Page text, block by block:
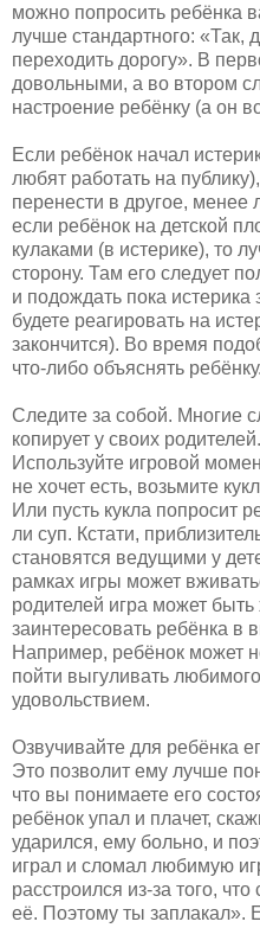
можно попросить ребёнка
лучше стандартного: «Так,
переходить дорогу». В
довольными, а во втором
настроение ребёнку (а он
Если ребёнок начал
любят работать на
перенести в другое,
если ребёнок на детской
кулаками (в истерике), то
сторону. Там его следует
и подождать пока истерика
будете реагировать на
закончится). Во время
что-либо объяснять
Следите за собой. Многие
копирует у своих родителей.
Используйте игровой
не хочет есть, возьмите
Или пусть кукла попросит
ли суп. Кстати,
становятся ведущими у
рамках игры может
родителей игра может
заинтересовать ребёнка в
Например, ребёнок может
пойти выгуливать
удовольствием.
Озвучивайте для ребёнка
Это позволит ему лучше
что вы понимаете его
ребёнок упал и плачет,
ударился, ему больно, и
играл и сломал любимую
расстроился из-за того,
её. Поэтому ты заплакал».